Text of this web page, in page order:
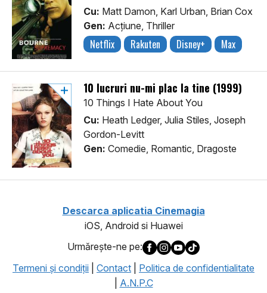
Cu: Matt Damon, Karl Urban, Brian Cox
Gen: Acţiune, Thriller
Netflix Rakuten Disney+ Max
10 lucruri nu-mi plac la tine (1999)
10 Things I Hate About You
Cu: Heath Ledger, Julia Stiles, Joseph
Gordon-Levitt
Gen: Comedie, Romantic, Dragoste
Descarca aplicatia Cinemagia
iOS, Android si Huawei
Urmăreşte-ne pe:
Termeni şi condiţii
Contact
Politica de confidentialitate
A.N.P.C